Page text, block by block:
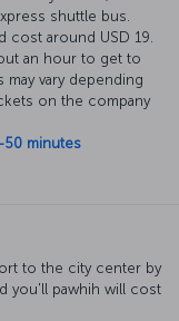
shuttle bus.
cost around USD 19.
an hour to get to
vary depending
on the company
50 minutes
to the city center by
you'll pawhih will cost